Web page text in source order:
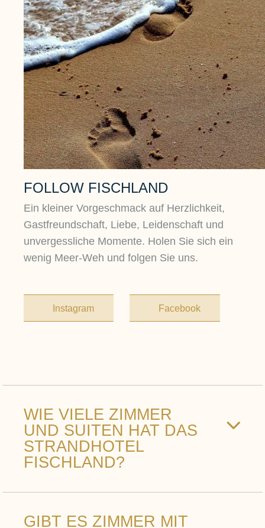
FOLLOW FISCHLAND
Ein kleiner Vorgeschmack auf Herzlichkeit,
Gastfreundschaft, Liebe, Leidenschaft und
unvergessliche Momente. Holen Sie sich ein
wenig Meer-Weh und folgen Sie uns.
Instagram Facebook
WIE VIELE ZIMMER
UND SUITEN HAT DAS
STRANDHOTEL
FISCHLAND?
74 Zimmer und Suiten. Die Auswahl
GIBT ES ZIMMER MIT